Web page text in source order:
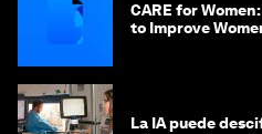
CARE for
to Improve
La IA puede